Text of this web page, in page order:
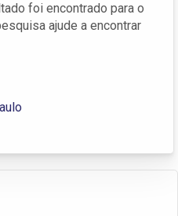
foi encontrado para o
ajude a encontrar